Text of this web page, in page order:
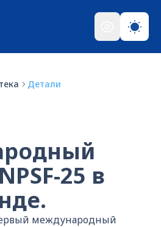
Детали
25 в
международный